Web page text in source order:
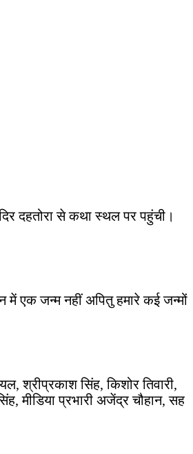
दहतोरा से कथा स्थल पर पहुंची।
एक जन्म नहीं अपितु हमारे कई जन्मों
श्रीप्रकाश सिंह, किशोर तिवारी,
मीडिया प्रभारी अजेंद्र चौहान, सह